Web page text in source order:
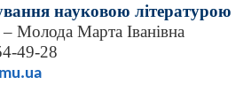
науковою літературою
– Молода Марта Іванівна
49-28